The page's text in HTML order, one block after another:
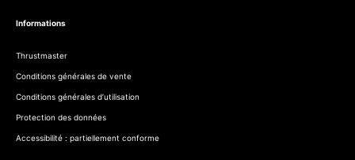
Informations
Thrustmaster
Conditions générales de vente
Conditions générales d’utilisation
Protection des données
Accessibilité : partiellement conforme